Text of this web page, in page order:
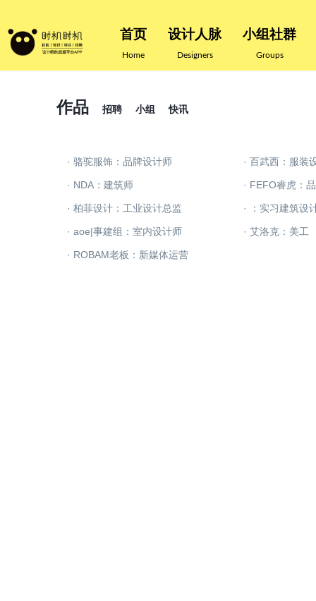
首页
Home
设计人脉
Designers
小组社群
Groups
作品 招聘 小组 快讯
· 骆驼服饰：品牌设计师 · 百武西：服装
· NDA：建筑师 · FEFO睿虎：
· 柏菲设计：工业设计总监 · ：实习建筑设
· aoe|事建组：室内设计师 · 艾洛克：美工
· ROBAM老板：新媒体运营